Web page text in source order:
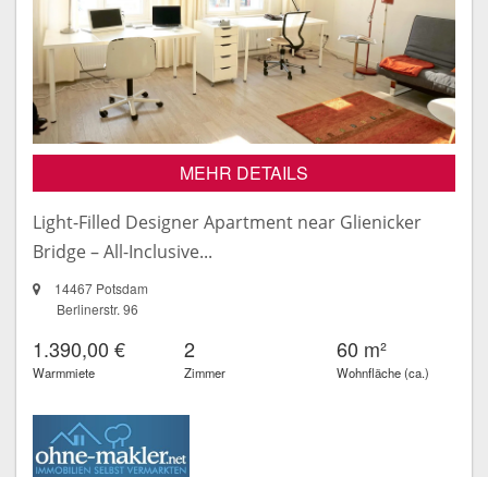
MEHR DETAILS
Light-Filled Designer Apartment near Glienicker
Bridge – All-Inclusive...
14467 Potsdam
Berlinerstr. 96
1.390,00 €
Warmmiete
2
Zimmer
60 m²
Wohnfläche (ca.)